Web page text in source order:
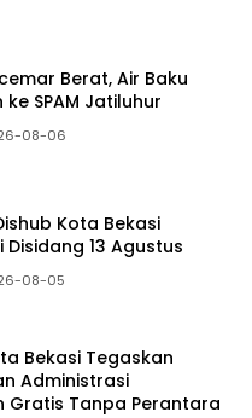
Berat, Air Baku
ke SPAM Jatiluhur
08-06
Kota Bekasi
13 Agustus
08-05
Bekasi Tegaskan
Administrasi
Gratis Tanpa Perantara